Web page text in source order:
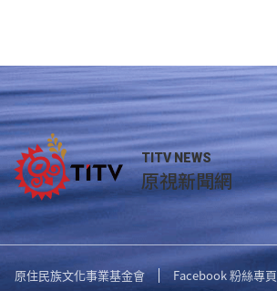
TITV NEWS
原視新聞網
原住民族文化事業基金會 Facebook 粉絲專頁